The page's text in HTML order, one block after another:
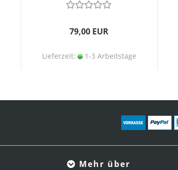
79,00 EUR
Lieferzeit: 1-3 Arbeitstage
Mehr über